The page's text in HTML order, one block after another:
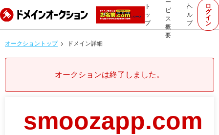
ト
ッ
プ
ー
ビ
ス
概
要
ヘ
ル
プ
ロ
グ
イ
ン
オークショントップ ドメイン詳細
オークションは終了しました。
smoozapp.com